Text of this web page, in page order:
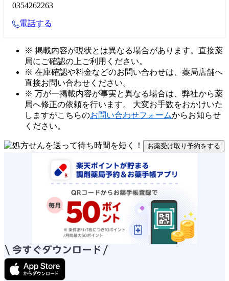
0354262263
電話する
※ 掲載内容が現状とは異なる場合があります。直接薬
局にご確認の上ご利用ください。
※ 在庫確認や料金などのお問い合わせは、薬局店舗へ
直接お問い合わせください。
※ 万が一掲載内容が事実と異なる場合は、弊社から薬
局へ修正の依頼を行います。 大変お手数をおかけいた
しますがこちらのお問い合わせフォームからお知らせ
ください。
お薬受け取り予約をする